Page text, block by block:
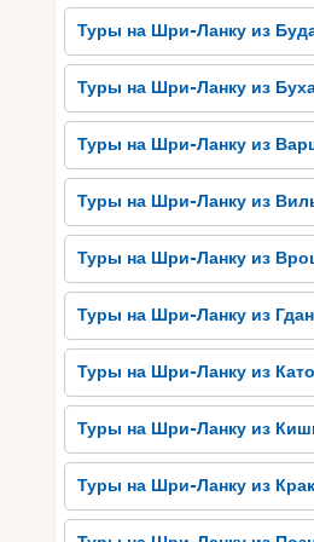
которые присущи этому
Велигам славится своими
блюдами, которые
свежих и натуральных
сможете попробовать
блюдо «курры», имеющее
вкусовых вариаций,
кислое. Кроме того, в
кафе и ресторанов, где
другие национальные блюда,
(рисовый кекс) и кутту
аутентичную шри-
Велигаме и погрузитесь в
культурный опыт.
Практические
Туры на Шри-Ланку из
Туры на Шри-Ланку из
Туры на Шри-Ланку из
Туры на Шри-Ланку из
Туры на Шри-Ланку из
Туры на Шри-Ланку из
Туры на Шри-Ланку из
Туры на Шри-Ланку из
Туры на Шри-Ланку из